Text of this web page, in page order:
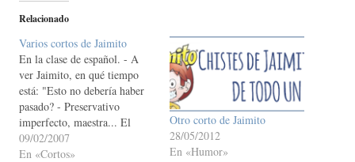
Relacionado
Varios cortos de Jaimito
En la clase de español. - A
ver Jaimito, en qué tiempo
está: "Esto no debería haber
pasado? - Preservativo
imperfecto, maestra... El
pequeño Jaimito pregunta a
su padre: - Oye papá
09/02/2007
En «Cortos»
Otro corto de Jaimito
28/05/2012
En «Humor»